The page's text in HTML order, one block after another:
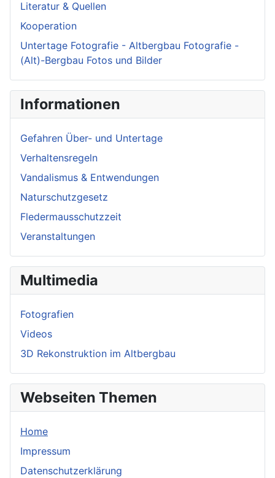
Literatur & Quellen
Kooperation
Untertage Fotografie - Altbergbau Fotografie -
(Alt)-Bergbau Fotos und Bilder
Informationen
Gefahren Über- und Untertage
Verhaltensregeln
Vandalismus & Entwendungen
Naturschutzgesetz
Fledermausschutzzeit
Veranstaltungen
Multimedia
Fotografien
Videos
3D Rekonstruktion im Altbergbau
Webseiten Themen
Home
Impressum
Datenschutzerklärung